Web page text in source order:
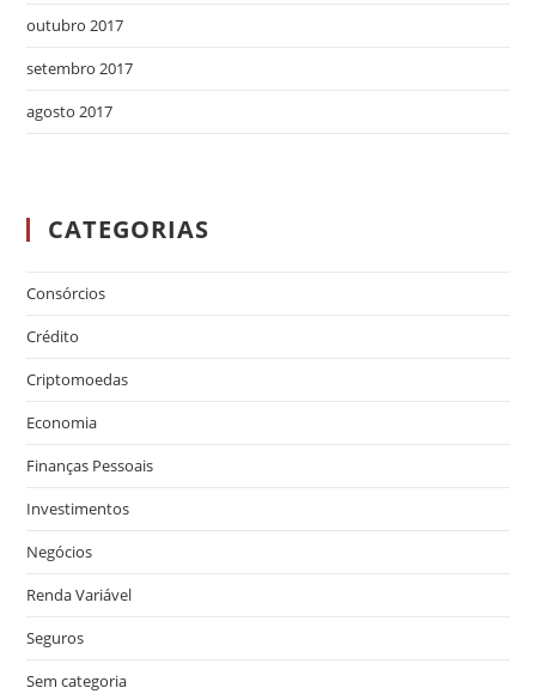
outubro 2017
setembro 2017
agosto 2017
CATEGORIAS
Consórcios
Crédito
Criptomoedas
Economia
Finanças Pessoais
Investimentos
Negócios
Renda Variável
Seguros
Sem categoria